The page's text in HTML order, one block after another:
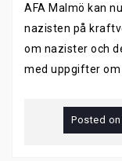
AFA Malmö kan
nazisten på
om nazister och
med uppgifter
Posted